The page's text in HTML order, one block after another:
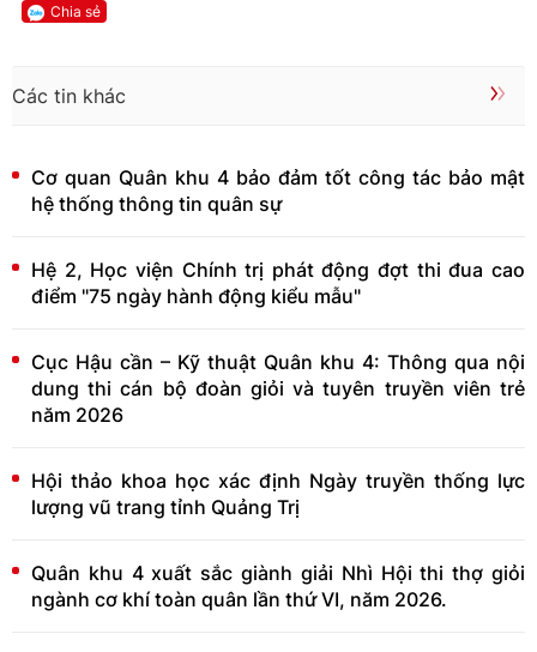
Chia sẻ
Các tin khác
Cơ quan Quân khu 4 bảo đảm tốt công tác bảo mật
hệ thống thông tin quân sự
Hệ 2, Học viện Chính trị phát động đợt thi đua cao
điểm "75 ngày hành động kiểu mẫu"
Cục Hậu cần – Kỹ thuật Quân khu 4: Thông qua nội
dung thi cán bộ đoàn giỏi và tuyên truyền viên trẻ
năm 2026
Hội thảo khoa học xác định Ngày truyền thống lực
lượng vũ trang tỉnh Quảng Trị
Quân khu 4 xuất sắc giành giải Nhì Hội thi thợ giỏi
ngành cơ khí toàn quân lần thứ VI, năm 2026.